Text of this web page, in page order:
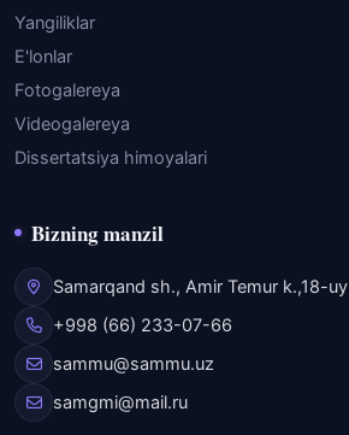
Yangiliklar
E'lonlar
Fotogalereya
Videogalereya
Dissertatsiya himoyalari
Bizning manzil
Samarqand sh., Amir Temur k.,18-uy
+998 (66) 233-07-66
sammu@sammu.uz
samgmi@mail.ru